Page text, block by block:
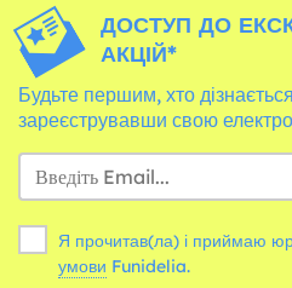
ДОСТУП ДО
АКЦІЙ*
Будьте першим, хто
зареєструвавши свою
Я прочитав(ла) і приймаю
умови Funidelia.